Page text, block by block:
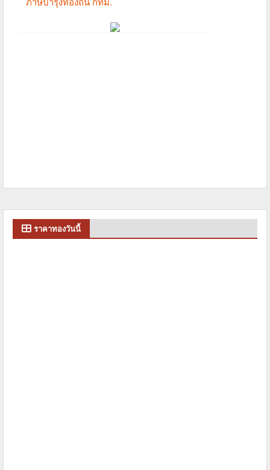
ราคาทองวันนี้